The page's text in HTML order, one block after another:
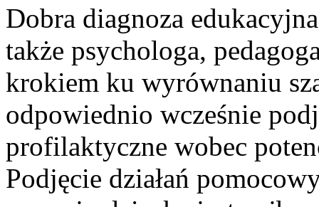
Dobra diagnoza
także psychologa,
krokiem ku wyrównaniu
odpowiednio wcześnie
profilaktyczne wobec
Podjęcie działań